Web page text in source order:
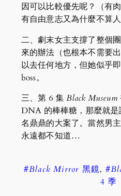
因可以比較優先呢？（有
有自由意志又為什麼不算人
二、劇末女主支撐了整個
來的辦法（也根本不需要
以去任何地方，但她似乎
boss。
三、第 6 集Black Museum
DNA 的棒棒糖，那麼就是
名鼎鼎的大案了。當然男
永遠都不知道…
#Black Mirror 黑鏡, #
4 季